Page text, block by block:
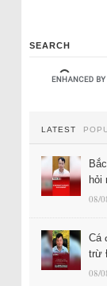
SEARCH
LATEST
hỏi
08/
Cá
trừ
08/